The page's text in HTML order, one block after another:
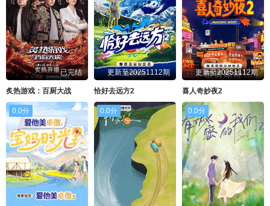
已完结
炙热游戏：百厨大战
更新至20251112期
恰好去远方2
更新至20251112期
喜人奇妙夜2
0.0分 0.0分 0.0分